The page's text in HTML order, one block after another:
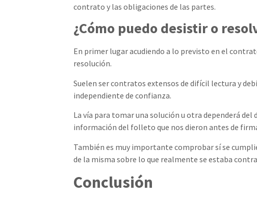
contrato y las obligaciones de las partes.
¿Cómo puedo desistir o
En primer lugar acudiendo a lo previsto en el
resolución.
Suelen ser contratos extensos de difícil lectura y
independiente de confianza.
La vía para tomar una solución u otra dependerá
información del folleto que nos dieron antes de
También es muy importante comprobar sí se
de la misma sobre lo que realmente se estaba
Conclusión